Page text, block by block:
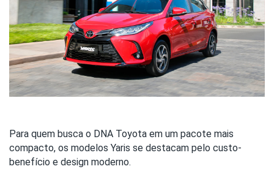
Para quem busca o DNA Toyota em um pacote mais
compacto, os modelos Yaris se destacam pelo custo-
benefício e design moderno.